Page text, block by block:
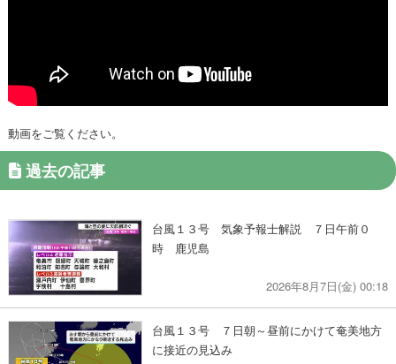
動画をご覧ください。
過去の記事
台風１３号 気象予報士解説 ７日午前０
時 鹿児島
2026年8月7日(金) 00:18
台風１３号 ７日朝～昼前にかけて奄美地方
に接近の見込み